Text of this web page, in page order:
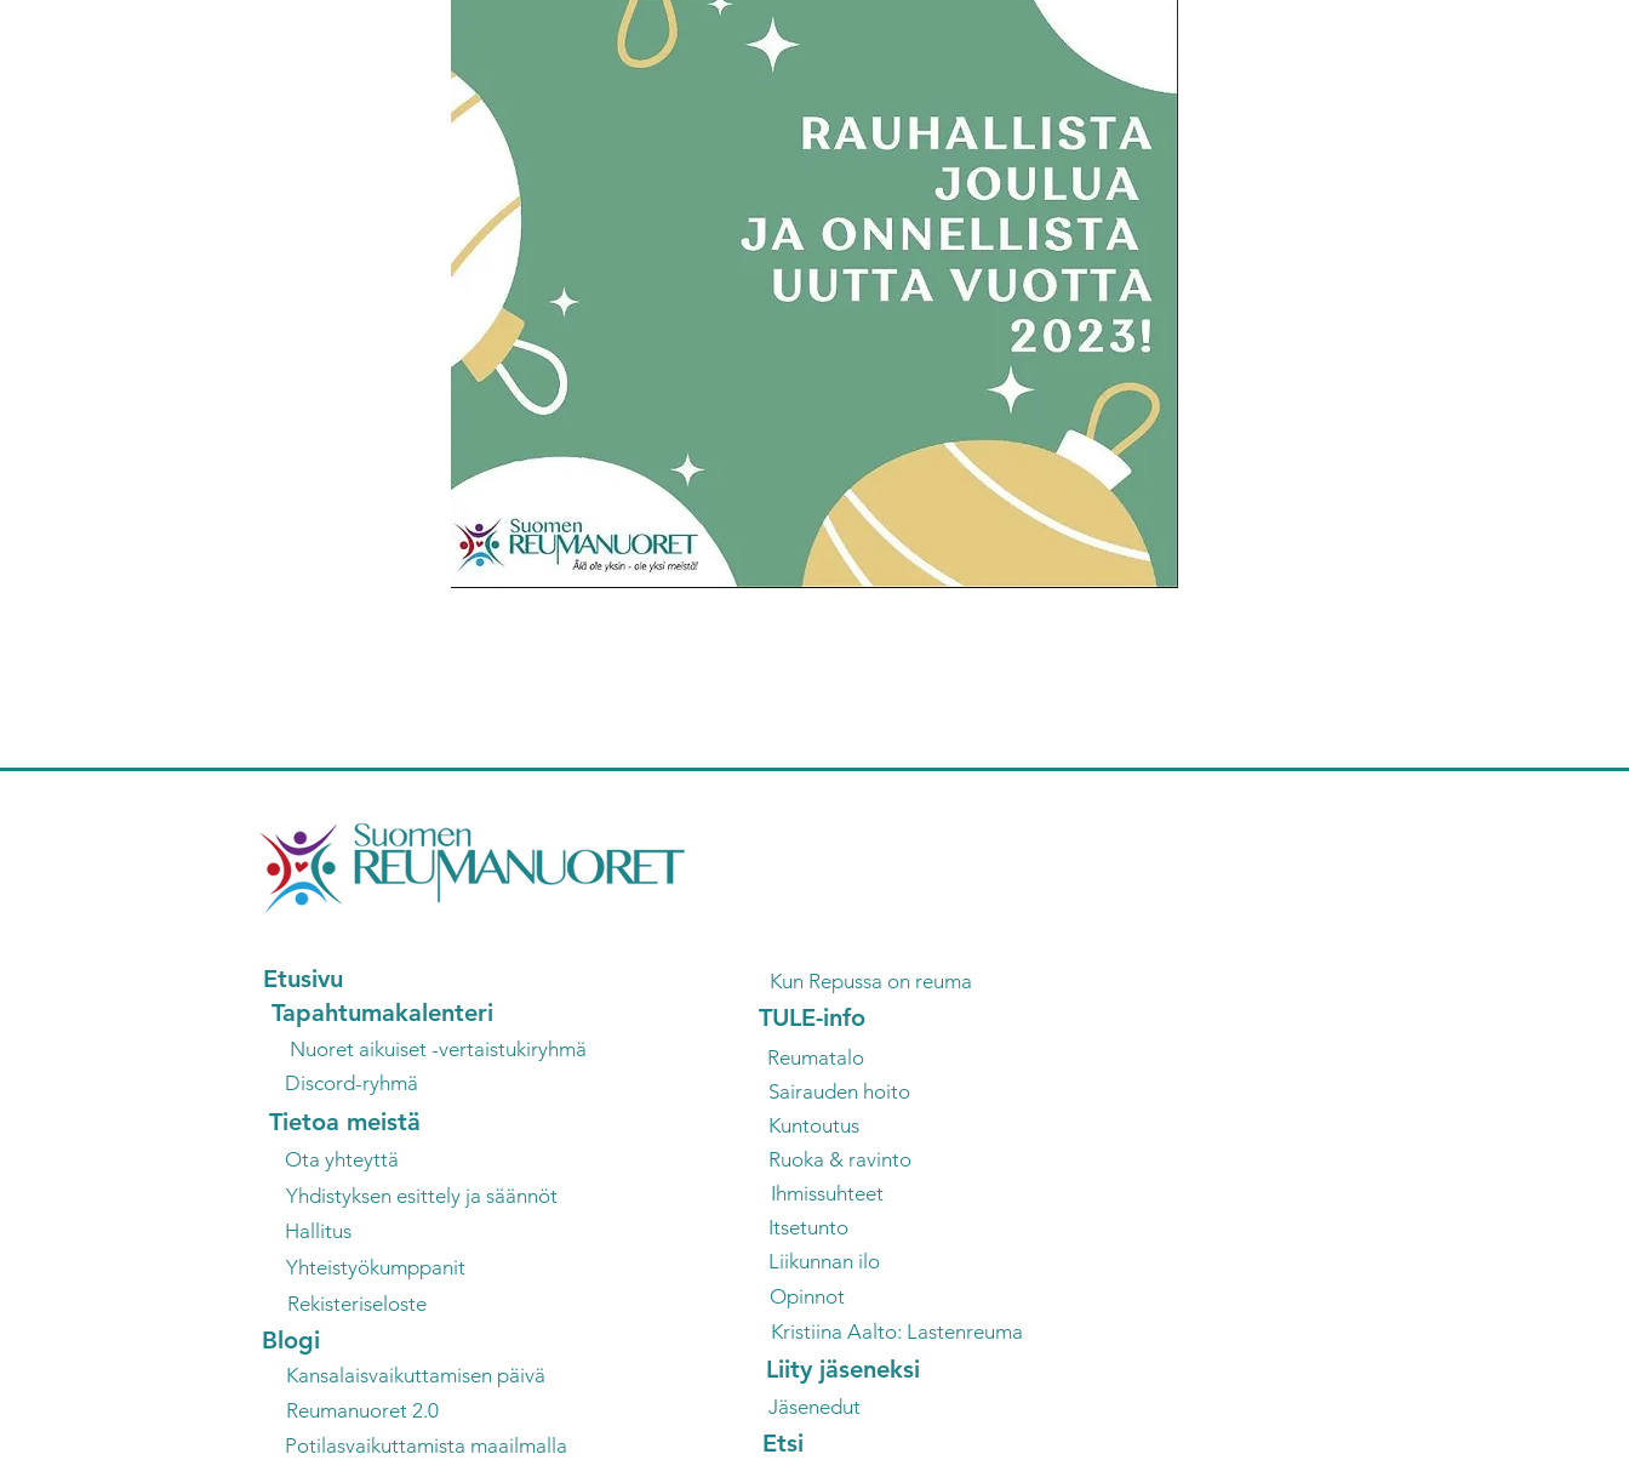
Etusivu
Tapahtumakalenteri
Nuoret aikuiset -vertaistukiryhmä
Discord-ryhmä
Tietoa meistä
Ota yhteyttä
Yhdistyksen esittely ja säännöt
Hallitus
Yhteistyökumppanit
Rekisteriseloste
Blogi
Kansalaisvaikuttamisen päivä
Reumanuoret 2.0
Potilasvaikuttamista maailmalla
Kun Repussa on reuma
TULE-info
Reumatalo
Sairauden hoito
Kuntoutus
Ruoka & ravinto
Ihmissuhteet
Itsetunto
Liikunnan ilo
Opinnot
Kristiina Aalto: Lastenreuma
Liity jäseneksi
Jäsenedut
Etsi